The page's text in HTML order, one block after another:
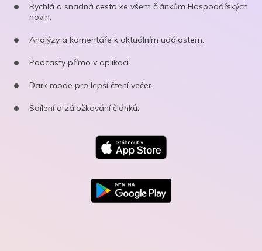
Rychlá a snadná cesta ke všem článkům Hospodářských
novin.
Analýzy a komentáře k aktuálním událostem.
Podcasty přímo v aplikaci.
Dark mode pro lepší čtení večer.
Sdílení a záložkování článků.